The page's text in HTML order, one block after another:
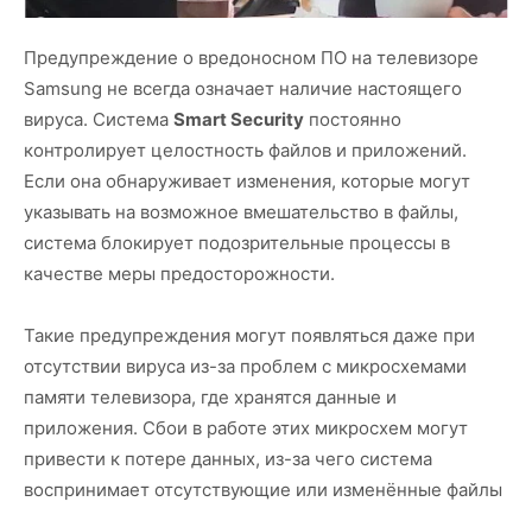
Предупреждение о вредоносном ПО на телевизоре
Samsung не всегда означает наличие настоящего
вируса. Система Smart Security постоянно
контролирует целостность файлов и приложений.
Если она обнаруживает изменения, которые могут
указывать на возможное вмешательство в файлы,
система блокирует подозрительные процессы в
качестве меры предосторожности.
Такие предупреждения могут появляться даже при
отсутствии вируса из-за проблем с микросхемами
памяти телевизора, где хранятся данные и
приложения. Сбои в работе этих микросхем могут
привести к потере данных, из-за чего система
воспринимает отсутствующие или изменённые файлы